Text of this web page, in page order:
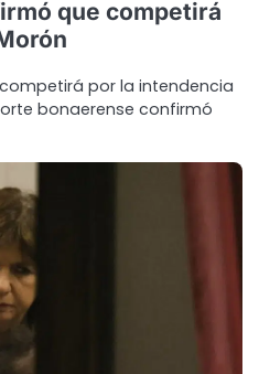
que competirá
por la intendencia
bonaerense confirmó